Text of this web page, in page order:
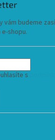
vám budeme
shopu.
s